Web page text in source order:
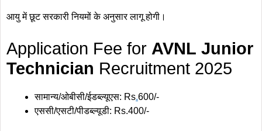
आयु में छूट सरकारी नियमों के अनुसार लागू होगी।
Application Fee for AVNL Junior
Technician Recruitment 2025
सामान्य/ओबीसी/ईडब्ल्यूएस: Rs.600/-
एससी/एसटी/पीडब्ल्यूडी: Rs.400/-